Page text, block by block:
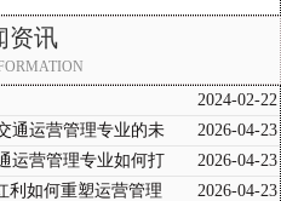
资讯
2024-02-22
2026-04-23
通运营管理专业的未
2026-04-23
运营管理专业如何打
2026-04-23
利如何重塑运营管理